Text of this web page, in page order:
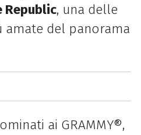
Republic, una delle
del panorama
ai GRAMMY®,